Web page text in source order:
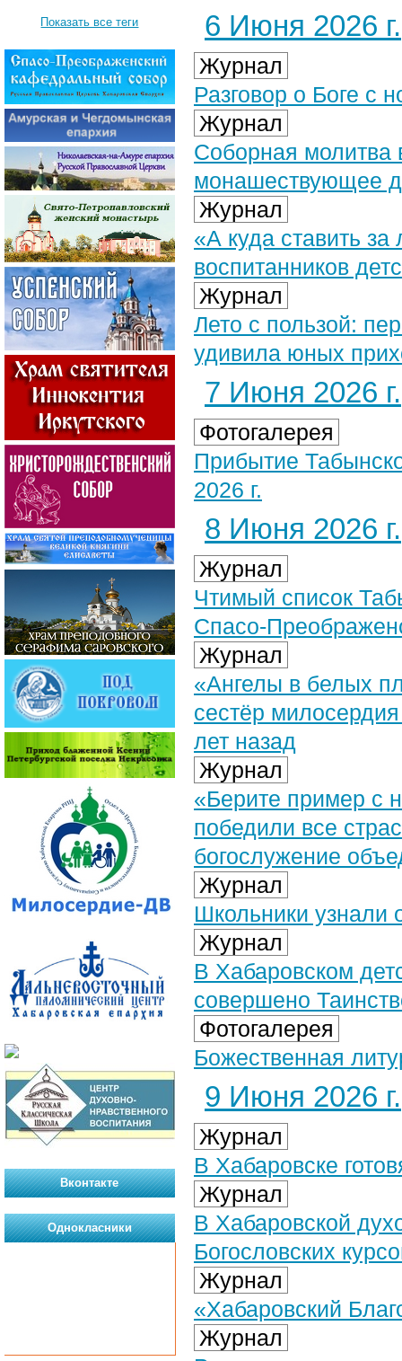
6 Июня 2026 г.
Журнал
Разговор о Боге с
Журнал
Соборная молитва
монашествующее
Журнал
«А куда ставить за
воспитанников
Журнал
Лето с пользой:
удивила юных
7 Июня 2026 г.
Фотогалерея
Прибытие
2026 г.
8 Июня 2026 г.
Журнал
Чтимый список
Спасо-
Журнал
«Ангелы в белых
сестёр
лет назад
Журнал
«Берите пример с
победили все
богослужение
Журнал
Школьники узнали
Журнал
В Хабаровском
совершено
Фотогалерея
Божественная
9 Июня 2026 г.
Журнал
В Хабаровске
Журнал
В Хабаровской
Богословских
Журнал
«Хабаровский
Журнал
Показать все теги
Вконтакте
Однокласники